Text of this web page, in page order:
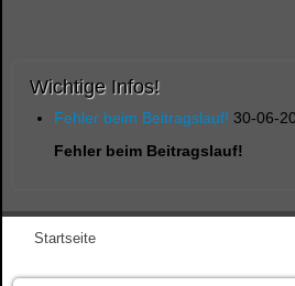
Wichtige Infos!
Fehler beim Beitragslauf! 30-06-
Fehler beim Beitragslauf!
Startseite